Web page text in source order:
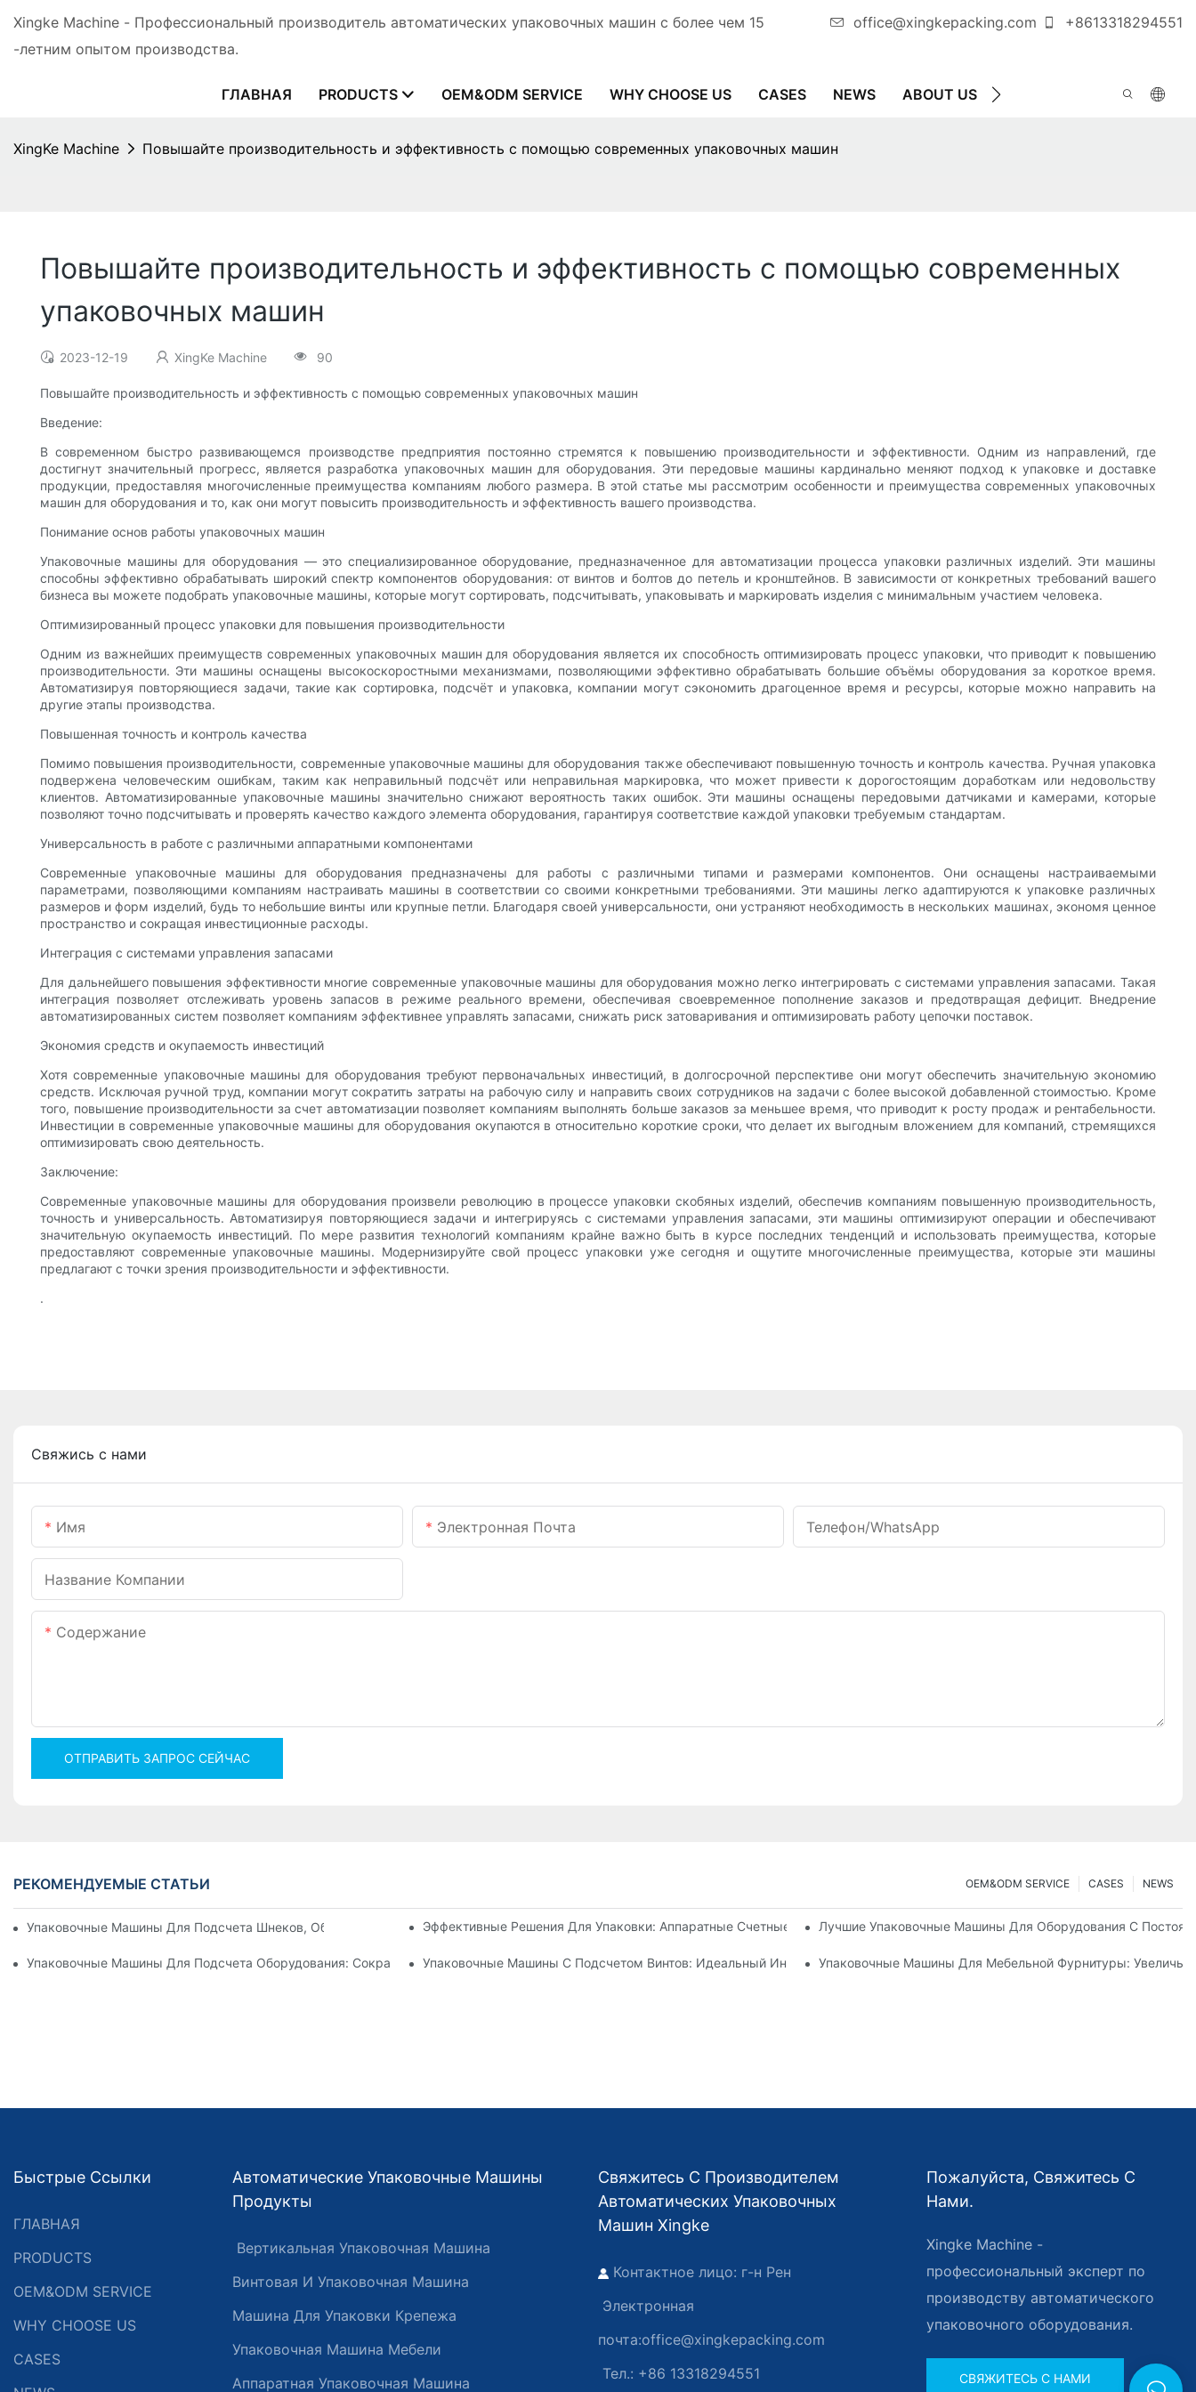
Xingke Machine - Профессиональный производитель автоматических упаковочных машин с более чем 15
-летним опытом производства.
office@xingkepacking.com +8613318294551
ГЛАВНАЯ PRODUCTS OEM&ODM SERVICE WHY CHOOSE US CASES NEWS ABOUT US СВЯЖИТЕСЬ С НАМИ
XingKe Machine
Повышайте производительность и эффективность с помощью современных упаковочных машин
Повышайте производительность и эффективность с помощью современных
упаковочных машин
2023-12-19 XingKe Machine 90
Повышайте производительность и эффективность с помощью современных упаковочных машин
Введение:
В современном быстро развивающемся производстве предприятия постоянно стремятся к повышению производительности и эффективности. Одним из направлений, где
достигнут значительный прогресс, является разработка упаковочных машин для оборудования. Эти передовые машины кардинально меняют подход к упаковке и доставке
продукции, предоставляя многочисленные преимущества компаниям любого размера. В этой статье мы рассмотрим особенности и преимущества современных упаковочных
машин для оборудования и то, как они могут повысить производительность и эффективность вашего производства.
Понимание основ работы упаковочных машин
Упаковочные машины для оборудования — это специализированное оборудование, предназначенное для автоматизации процесса упаковки различных изделий. Эти машины
способны эффективно обрабатывать широкий спектр компонентов оборудования: от винтов и болтов до петель и кронштейнов. В зависимости от конкретных требований вашего
бизнеса вы можете подобрать упаковочные машины, которые могут сортировать, подсчитывать, упаковывать и маркировать изделия с минимальным участием человека.
Оптимизированный процесс упаковки для повышения производительности
Одним из важнейших преимуществ современных упаковочных машин для оборудования является их способность оптимизировать процесс упаковки, что приводит к повышению
производительности. Эти машины оснащены высокоскоростными механизмами, позволяющими эффективно обрабатывать большие объёмы оборудования за короткое время.
Автоматизируя повторяющиеся задачи, такие как сортировка, подсчёт и упаковка, компании могут сэкономить драгоценное время и ресурсы, которые можно направить на
другие этапы производства.
Повышенная точность и контроль качества
Помимо повышения производительности, современные упаковочные машины для оборудования также обеспечивают повышенную точность и контроль качества. Ручная упаковка
подвержена человеческим ошибкам, таким как неправильный подсчёт или неправильная маркировка, что может привести к дорогостоящим доработкам или недовольству
клиентов. Автоматизированные упаковочные машины значительно снижают вероятность таких ошибок. Эти машины оснащены передовыми датчиками и камерами, которые
позволяют точно подсчитывать и проверять качество каждого элемента оборудования, гарантируя соответствие каждой упаковки требуемым стандартам.
Универсальность в работе с различными аппаратными компонентами
Современные упаковочные машины для оборудования предназначены для работы с различными типами и размерами компонентов. Они оснащены настраиваемыми
параметрами, позволяющими компаниям настраивать машины в соответствии со своими конкретными требованиями. Эти машины легко адаптируются к упаковке различных
размеров и форм изделий, будь то небольшие винты или крупные петли. Благодаря своей универсальности, они устраняют необходимость в нескольких машинах, экономя ценное
пространство и сокращая инвестиционные расходы.
Интеграция с системами управления запасами
Для дальнейшего повышения эффективности многие современные упаковочные машины для оборудования можно легко интегрировать с системами управления запасами. Такая
интеграция позволяет отслеживать уровень запасов в режиме реального времени, обеспечивая своевременное пополнение заказов и предотвращая дефицит. Внедрение
автоматизированных систем позволяет компаниям эффективнее управлять запасами, снижать риск затоваривания и оптимизировать работу цепочки поставок.
Экономия средств и окупаемость инвестиций
Хотя современные упаковочные машины для оборудования требуют первоначальных инвестиций, в долгосрочной перспективе они могут обеспечить значительную экономию
средств. Исключая ручной труд, компании могут сократить затраты на рабочую силу и направить своих сотрудников на задачи с более высокой добавленной стоимостью. Кроме
того, повышение производительности за счет автоматизации позволяет компаниям выполнять больше заказов за меньшее время, что приводит к росту продаж и рентабельности.
Инвестиции в современные упаковочные машины для оборудования окупаются в относительно короткие сроки, что делает их выгодным вложением для компаний, стремящихся
оптимизировать свою деятельность.
Заключение:
Современные упаковочные машины для оборудования произвели революцию в процессе упаковки скобяных изделий, обеспечив компаниям повышенную производительность,
точность и универсальность. Автоматизируя повторяющиеся задачи и интегрируясь с системами управления запасами, эти машины оптимизируют операции и обеспечивают
значительную окупаемость инвестиций. По мере развития технологий компаниям крайне важно быть в курсе последних тенденций и использовать преимущества, которые
предоставляют современные упаковочные машины. Модернизируйте свой процесс упаковки уже сегодня и ощутите многочисленные преимущества, которые эти машины
предлагают с точки зрения производительности и эффективности.
.
Свяжись с нами
Имя Электронная Почта Телефон/WhatsApp
Название Компании
Содержание
ОТПРАВИТЬ ЗАПРОС СЕЙЧАС
РЕКОМЕНДУЕМЫЕ СТАТЬИ NEWS
CASES
OEM&ODM SERVICE
Упаковочные Машины Для Подсчета Шнеков, Обеспечивающие Надежные И Быстрые РезультатыЭффективные Решения Для Упаковки: Аппаратные Счетные МашиныЛучшие Упаковочные Машины Для Оборудования С
Упаковочные Машины Для Подсчета Оборудования: Сокращение Количества Ошибок И Увеличение Производительности
Упаковочные Машины С Подсчетом Винтов: Идеальный Инструмент Для Эффективной Упаковки
Упаковочные Машины Для Мебельной Фурнитуры:
Быстрые Ссылки
ГЛАВНАЯ
PRODUCTS
OEM&ODM SERVICE
WHY CHOOSE US
CASES
Автоматические Упаковочные Машины
Продукты
Вертикальная Упаковочная Машина
Винтовая И Упаковочная Машина
Машина Для Упаковки Крепежа
Упаковочная Машина Мебели
Аппаратная Упаковочная Машина
Свяжитесь С Производителем
Автоматических Упаковочных
Машин Xingke
Контактное лицо: г-н Рен
Электронная
почта:office@xingkepacking.com
Тел.: +86 13318294551
Пожалуйста, Свяжитесь С
Нами.
Xingke Machine -
профессиональный эксперт по
производству автоматического
упаковочного оборудования.
СВЯЖИТЕСЬ С НАМИ